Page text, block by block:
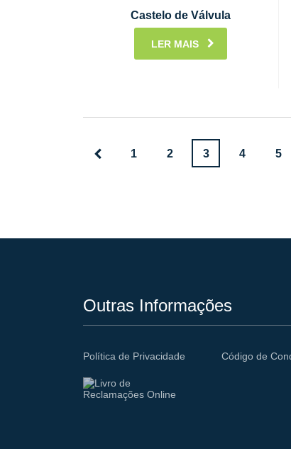
Castelo de Válvula
LER MAIS
1 2 3 4 5
Outras Informações
Política de Privacidade Código de